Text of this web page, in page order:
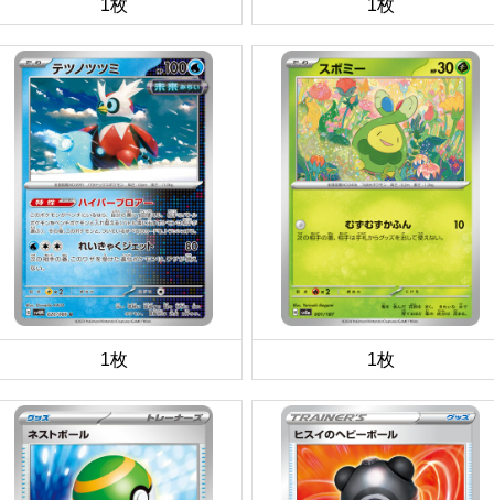
1枚 1枚
1枚 1枚